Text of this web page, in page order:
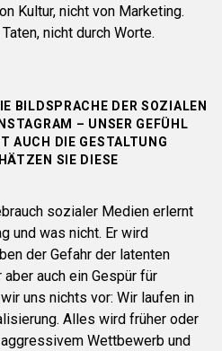
Kultur, nicht von Marketing.
nicht durch Worte.
BILDSPRACHE DER SOZIALEN
– UNSER GEFÜHL
AUCH DIE GESTALTUNG
SIE DIESE
sozialer Medien erlernt
und was nicht. Er wird
der Gefahr der latenten
auch ein Gespür für
uns nichts vor: Wir laufen in
Alles wird früher oder
Wettbewerb und